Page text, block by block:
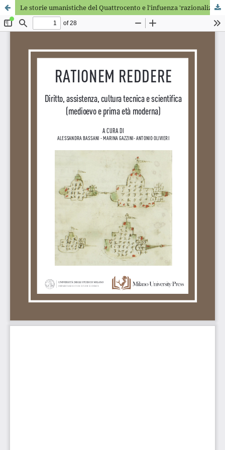
Le storie umanistiche del Quattrocento e l'infuenza 'razionalizzante' della tradizione giuridica